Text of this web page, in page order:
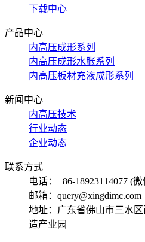
下载中心
产品中心
内高压成形系列
内高压成形水胀系列
内高压板材充液成形系列
新闻中心
内高压技术
行业动态
企业动态
联系方式
电话：+86-18923114077 (
邮箱：query@xingdimc.com
地址：广东省佛山市三水
造产业园